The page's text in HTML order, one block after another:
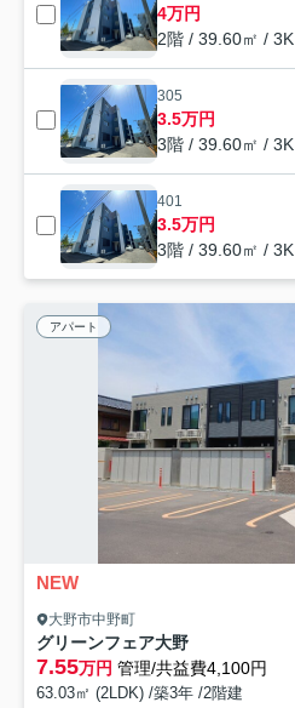
4万円
2階 / 39.60㎡ / 3K
305
3.5万円
3階 / 39.60㎡ / 3K
401
3.5万円
3階 / 39.60㎡ / 3K
アパート
NEW
大野市中野町
グリーンフェア大野
7.55万円 管理/共益費4,100円
63.03㎡ (2LDK) /築3年 /2階建